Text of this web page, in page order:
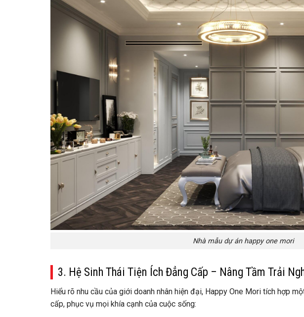
Nhà mẫu dự án happy one mori
3. Hệ Sinh Thái Tiện Ích Đẳng Cấp – Nâng Tầm Trải
Hiểu rõ nhu cầu của giới doanh nhân hiện đại, Happy One Mori tích hợp
cấp, phục vụ mọi khía cạnh của cuộc sống: